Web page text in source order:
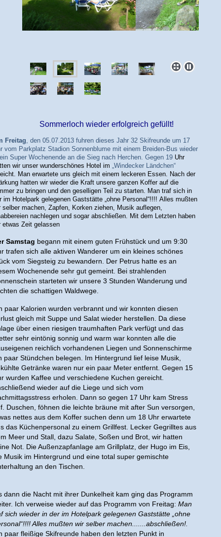
Sommerloch wieder erfolgreich gefüllt!
Freitag , den 05.07.2013 fuhren dieses Jahr 32 Skifreunde um 17
vom Parkplatz Stadion Sonnenblume mit einem Breiden-Bus wieder
Super Wochenende an die Sieg nach Herchen. Gegen 19 Uhr
wir unser wunderschönes Hotel im „Windecker Ländchen“
Man erwartete uns gleich mit einem leckeren Essen. Nach der
hatten wir wieder die Kraft unsere ganzen Koffer auf die
zu bringen und den geselligen Teil zu starten. Man traf sich in
im Hotelpark gelegenen Gaststätte „ohne Personal“!!!! Alles mußten
selber machen, Zapfen, Korken ziehen, Musik auflegen,
nachlegen und sogar abschließen. Mit dem Letzten haben
etwas Zeit gelassen
Samstag begann mit einem guten Frühstück und um 9:30
trafen sich alle aktiven Wanderer um ein kleines schönes
vom Siegsteig zu bewandern. Der Petrus hatte es an
Wochenende sehr gut gemeint. Bei strahlenden
starteten wir unsere 3 Stunden Wanderung und
die schattigen Waldwege.
paar Kalorien wurden verbrannt und wir konnten diesen
gleich mit Suppe und Salat wieder herstellen. Da diese
über einen riesigen traumhaften Park verfügt und das
sehr eintönig sonnig und warm war konnten alle die
reichlich vorhandenen Liegen und Sonnenschirme
paar Stündchen belegen. Im Hintergrund lief leise Musik,
Getränke waren nur ein paar Meter entfernt. Gegen 15
wurden Kaffee und verschiedene Kuchen gereicht.
wieder auf die Liege und sich vom
erholen. Dann so gegen 17 Uhr kam Stress
Duschen, föhnen die leichte bräune mit after Sun versorgen,
nettes aus dem Koffer suchen denn um 18 Uhr erwartete
das Küchenpersonal zu einem Grillfest. Lecker Gegrilltes aus
Meer und Stall, dazu Salate, Soßen und Brot, wir hatten
Not. Die Außenzapfanlage am Grillplatz, der Hugo im Eis,
Musik im Hintergrund und eine total super gemischte
an den Tischen.
dann die Nacht mit ihrer Dunkelheit kam ging das Programm
Ich verweise wieder auf das Programm von Freitag: Man
sich wieder in der im Hotelpark gelegenen Gaststätte „ohne
Alles mußten wir selber machen.......abschließen!.
paar fleißige Skifreunde haben den letzten Punkt in